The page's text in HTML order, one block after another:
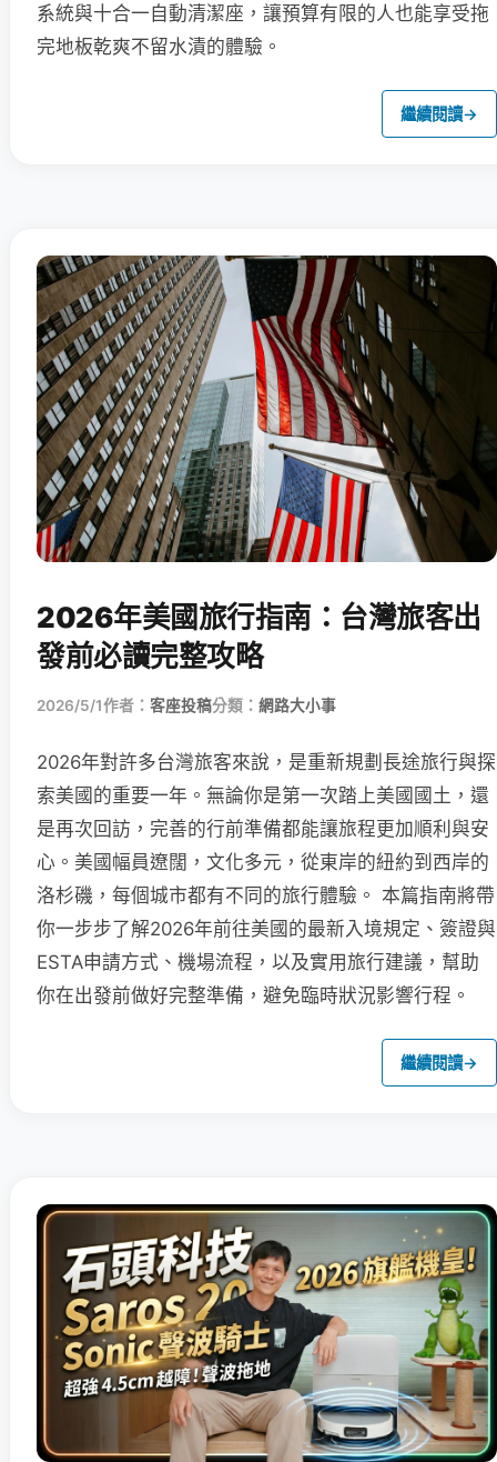
系統與十合一自動清潔座，讓預算有限的人也能享受拖
完地板乾爽不留水漬的體驗。
繼續閱讀→
2026年美國旅行指南：台灣旅客出
發前必讀完整攻略
2026/5/1作者： 客座投稿分類： 網路大小事
2026年對許多台灣旅客來說，是重新規劃長途旅行與探
索美國的重要一年。無論你是第一次踏上美國國土，還
是再次回訪，完善的行前準備都能讓旅程更加順利與安
心。美國幅員遼闊，文化多元，從東岸的紐約到西岸的
洛杉磯，每個城市都有不同的旅行體驗。 本篇指南將帶
你一步步了解2026年前往美國的最新入境規定、簽證與
ESTA申請方式、機場流程，以及實用旅行建議，幫助
你在出發前做好完整準備，避免臨時狀況影響行程。
繼續閱讀→